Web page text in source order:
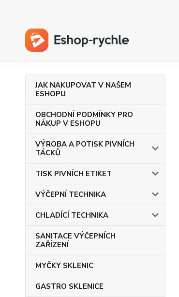
JAK NAKUPOVAT V NAŠEM
ESHOPU
OBCHODNÍ PODMÍNKY PRO
NÁKUP V ESHOPU
VÝROBA A POTISK PIVNÍCH
TÁCKŮ
TISK PIVNÍCH ETIKET
VÝČEPNÍ TECHNIKA
CHLADÍCÍ TECHNIKA
SANITACE VÝČEPNÍCH
ZAŘÍZENÍ
MYČKY SKLENIC
GASTRO SKLENICE